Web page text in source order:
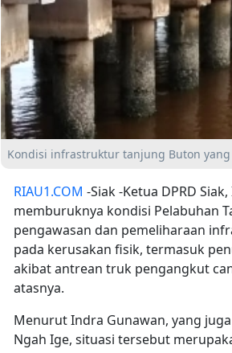
Kondisi infrastruktur tanjung Buton
RIAU1.COM -Siak -Ketua DPRD
memburuknya kondisi Pelabuhan
pengawasan dan pemeliharaan
pada kerusakan fisik, termasuk
akibat antrean truk pengangkut
atasnya.
Menurut Indra Gunawan, yang
Ngah Ige, situasi tersebut